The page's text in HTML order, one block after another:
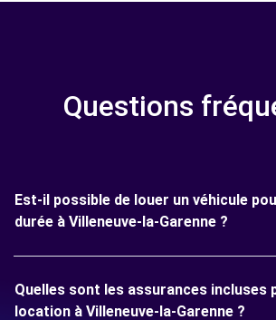
Questions
Est-il possible de louer un véhicule
durée à Villeneuve-la-Garenne ?
Quelles sont les assurances incluses
location à Villeneuve-la-Garenne ?